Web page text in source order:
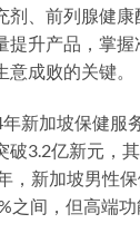
剂、前列腺健
提升产品，掌握
成败的关键。
新加坡保健服
破3.2亿新元，
，新加坡男性
之间，但高端